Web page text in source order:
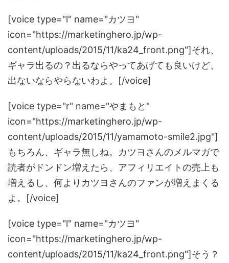
[voice type="l" name="カツヨ"
icon="https://marketinghero.jp/wp-
content/uploads/2015/11/ka24_front.png"]それ、
ギャラ出るの？出るならやってあげても良いけど、
出ないならやらないわよ。[/voice]
[voice type="r" name="やまもと"
icon="https://marketinghero.jp/wp-
content/uploads/2015/11/yamamoto-smile2.jpg"]
もちろん、ギャラ無しね。カツヨさんのメルマガで
読者がドンドン増えたら、アフィリエイトの売上も
増えるし、何よりカツヨさんのファンが増えまくる
よ。[/voice]
[voice type="l" name="カツヨ"
icon="https://marketinghero.jp/wp-
content/uploads/2015/11/ka24_front.png"]そう？